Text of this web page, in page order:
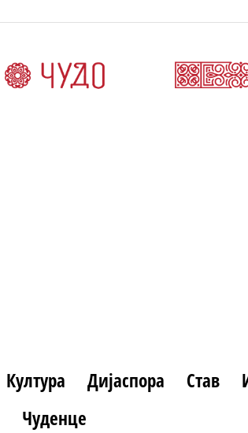
Култура Дијаспора Став
Чуденце